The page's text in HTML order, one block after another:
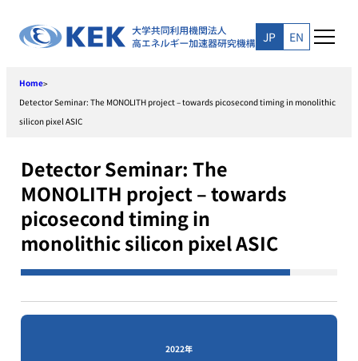
content
JP EN
Home>
Detector Seminar: The MONOLITH project – towards picosecond timing in monolithic
silicon pixel ASIC
Detector Seminar: The
MONOLITH project – towards
picosecond timing in
monolithic silicon pixel ASIC
2022年